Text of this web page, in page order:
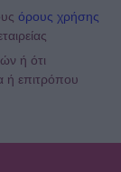
όρους χρήσης
ή ότι
ή επιτρόπου